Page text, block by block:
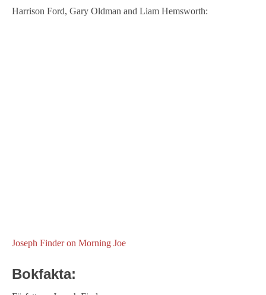
Harrison Ford, Gary Oldman and Liam Hemsworth:
Joseph Finder on Morning Joe
Bokfakta: